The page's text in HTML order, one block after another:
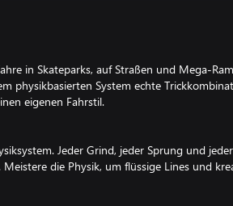
in Skateparks, auf Straßen und Mega-
physikbasierten System echte
eigenen Fahrstil.
Jeder Grind, jeder Sprung und
die Physik, um flüssige Lines und